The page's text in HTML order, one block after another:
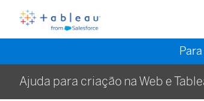
Ajuda para criação na Web e